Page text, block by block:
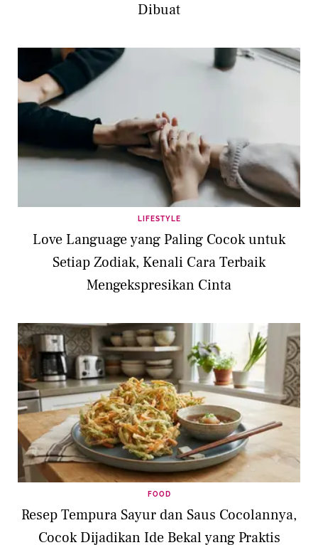
Dibuat
LIFESTYLE
Love Language yang Paling Cocok untuk
Setiap Zodiak, Kenali Cara Terbaik
Mengekspresikan Cinta
FOOD
Resep Tempura Sayur dan Saus Cocolannya,
Cocok Dijadikan Ide Bekal yang Praktis